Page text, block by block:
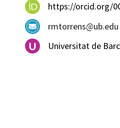
https://orcid.org/
rmtorrens@ub.edu
Universitat de